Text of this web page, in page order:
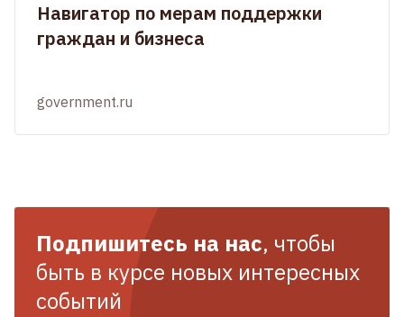
Навигатор по мерам поддержки
граждан и бизнеса
government.ru
Подпишитесь на нас, чтобы
быть в курсе новых интересных
событий